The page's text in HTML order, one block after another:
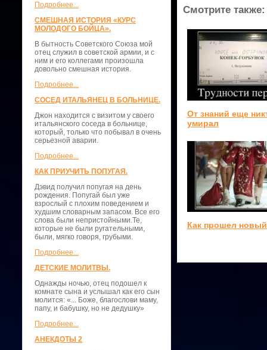
Подробнее...
СМЕШНАЯ ИСТОРИЯ «КУРС
МОЛОДОГО БОЙЦА».
В бытность Советского Союза мой
отец служил в советской армии, и с
ним и его коллегами произошла
довольно смешная история.
Подробнее...
СОСЕД ИТАЛЬЯНЕЦ В БОЛЬНИЦЕ.
Джон находится с визитом у своего
итальянского соседа в больнице,
который, только что побывал в очень
серьезной аварии.
Подробнее...
КАК ПРИУЧИТЬ ПОПУГАЯ.
Дэвид получил попугая на день
рождения. Попугай был уже
взрослый с плохим поведением и
худшим словарным запасом. Все его
слова были непристойными.Те,
которые не были ругательными,
были, мягко говоря, грубыми.
Подробнее...
ДЕТСКИЕ МОЛИТВЫ.
Однажды ночью, отец подошел к
комнате сына и услышал как его сын
молится: «... Боже, благослови маму,
папу, и бабушку, но не дедушку»
Подробнее...
АНЕКДОТЫ 2
Смотрите также:
От знаний еще
умирал
Как прошел